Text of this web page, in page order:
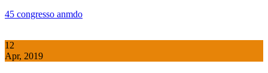
45 congresso anmdo
12
Apr, 2019